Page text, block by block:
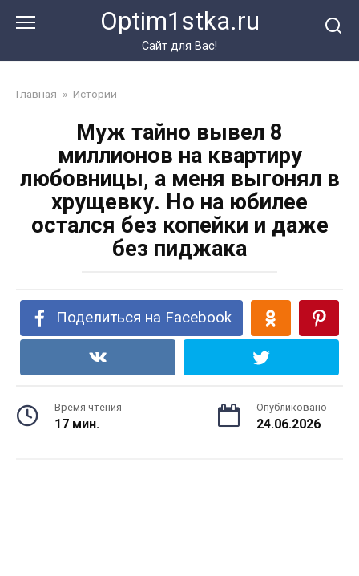
Optim1stka.ru
Сайт для Вас!
Главная » Истории
Муж тайно вывел 8
миллионов на квартиру
любовницы, а меня выгонял в
хрущевку. Но на юбилее
остался без копейки и даже
без пиджака
Поделиться на Facebook
Время чтения
17 мин.
Опубликовано
24.06.2026